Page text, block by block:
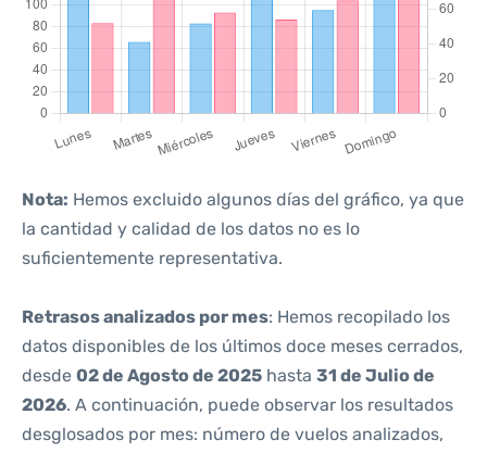
Nota: Hemos excluido algunos días del gráfico, ya que
la cantidad y calidad de los datos no es lo
suficientemente representativa.
Retrasos analizados por mes: Hemos recopilado los
datos disponibles de los últimos doce meses cerrados,
desde 02 de Agosto de 2025 hasta 31 de Julio de
2026. A continuación, puede observar los resultados
desglosados por mes: número de vuelos analizados,